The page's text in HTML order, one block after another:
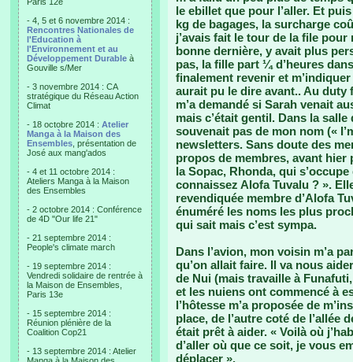
- 4, 5 et 6 novembre 2014 :
Rencontres Nationales de
l'Education à
l'Environnement et au
Développement Durable à
Gouville s/Mer
- 3 novembre 2014 : CA
stratégique du Réseau Action
Climat
- 18 octobre 2014 : Atelier
Manga à la Maison des
Ensembles , présentation de
José aux mang'ados
- 4 et 11 octobre 2014 :
Ateliers Manga à la Maison
des Ensembles
- 2 octobre 2014 : Conférence
de 4D "Our life 21"
- 21 septembre 2014 :
People's climate march
- 19 septembre 2014 :
Vendredi solidaire de rentrée à
la Maison de Ensembles,
Paris 13e
- 15 septembre 2014 :
Réunion plénière de la
Coalition Cop21
- 13 septembre 2014 : Atelier
le ebillet que pour l’aller. Et
kg de bagages, la surcharge
j’avais fait le tour de la file pour
bonne dernière, y avait plus
pas, la fille part ¼ d’heures
finalement revenir et
aurait pu le dire avant.. Au duty
m’a demandé si Sarah venait
mais c’était gentil. Dans la
souvenait pas de mon nom («
newsletters. Sans doute des
propos de membres, avant
la Sopac, Rhonda, qui
connaissez Alofa Tuvalu ? ».
revendiquée membre d’Alofa
énuméré les noms les plus
qui sait mais c’est sympa.
Dans l’avion, mon voisin m’a
qu’on allait faire. Il va nous
de Nui (mais travaille à
et les nuiens ont commencé à
l’hôtesse m’a proposée de
place, de l’autre coté de l’allée
était prêt à aider. « Voilà où
d’aller où que ce soit, je vous
déplacer ».